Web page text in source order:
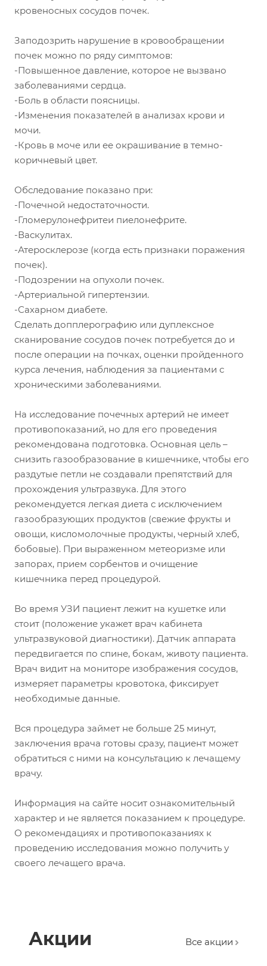
кровеносных сосудов почек.
Заподозрить нарушение в кровообращении
почек можно по ряду симптомов:
-Повышенное давление, которое не вызвано
заболеваниями сердца.
-Боль в области поясницы.
-Изменения показателей в анализах крови и
мочи.
-Кровь в моче или ее окрашивание в темно-
коричневый цвет.
Обследование показано при:
-Почечной недостаточности.
-Гломерулонефритеи пиелонефрите.
-Васкулитах.
-Атеросклерозе (когда есть признаки поражения
почек).
-Подозрении на опухоли почек.
-Артериальной гипертензии.
-Сахарном диабете.
Сделать допплерографию или дуплексное
сканирование сосудов почек потребуется до и
после операции на почках, оценки пройденного
курса лечения, наблюдения за пациентами с
хроническими заболеваниями.
На исследование почечных артерий не имеет
противопоказаний, но для его проведения
рекомендована подготовка. Основная цель –
снизить газообразование в кишечнике, чтобы его
раздутые петли не создавали препятствий для
прохождения ультразвука. Для этого
рекомендуется легкая диета с исключением
газообразующих продуктов (свежие фрукты и
овощи, кисломолочные продукты, черный хлеб,
бобовые). При выраженном метеоризме или
запорах, прием сорбентов и очищение
кишечника перед процедурой.
Во время УЗИ пациент лежит на кушетке или
стоит (положение укажет врач кабинета
ультразвуковой диагностики). Датчик аппарата
передвигается по спине, бокам, животу пациента.
Врач видит на мониторе изображения сосудов,
измеряет параметры кровотока, фиксирует
необходимые данные.
Вся процедура займет не больше 25 минут,
заключения врача готовы сразу, пациент может
обратиться с ними на консультацию к лечащему
врачу.
Информация на сайте носит ознакомительный
характер и не является показанием к процедуре.
О рекомендациях и противопоказаниях к
проведению исследования можно получить у
своего лечащего врача.
Акции Все акции